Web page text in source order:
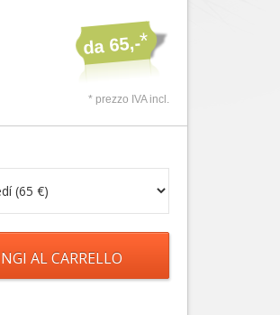
da 65,-*
* prezzo IVA incl.